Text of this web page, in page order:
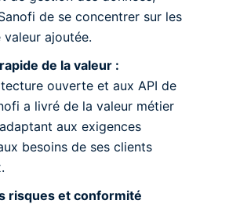
de se concentrer sur les
ajoutée.
de la valeur :
ouverte et aux API de
a livré de la valeur métier
aux exigences
besoins de ses clients
risques et conformité